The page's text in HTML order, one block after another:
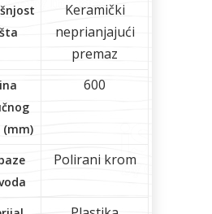
Keramički
neprianjajući
premaz
(mm)
600
Polirani krom